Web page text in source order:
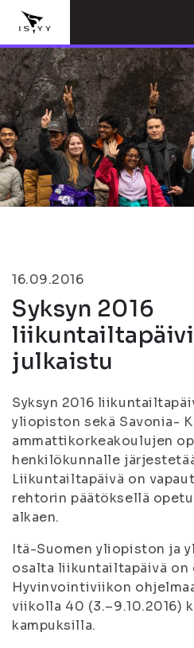
16.09.2016
Syksyn 2016
julkaistu
Syksyn 2016
yliopiston sekä Savonia-
ammattikorkeakoulujen
henkilökunnalle
Liikuntailtapäivä on
rehtorin päätöksellä
alkaen.
Itä-Suomen yliopiston ja
osalta liikuntailtapäivä on
Hyvinvointiviikon
viikolla 40 (3.–9.10.2016)
kampuksilla.